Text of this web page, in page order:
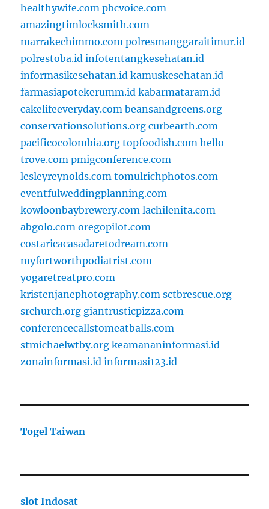
healthywife.com pbcvoice.com
amazingtimlocksmith.com
marrakechimmo.com polresmanggaraitimur.id
polrestoba.id infotentangkesehatan.id
informasikesehatan.id kamuskesehatan.id
farmasiapotekerumm.id kabarmataram.id
cakelifeeveryday.com beansandgreens.org
conservationsolutions.org curbearth.com
pacificocolombia.org topfoodish.com hello-
trove.com pmigconference.com
lesleyreynolds.com tomulrichphotos.com
eventfulweddingplanning.com
kowloonbaybrewery.com lachilenita.com
abgolo.com oregopilot.com
costaricacasadaretodream.com
myfortworthpodiatrist.com
yogaretreatpro.com
kristenjanephotography.com sctbrescue.org
srchurch.org giantrusticpizza.com
conferencecallstomeatballs.com
stmichaelwtby.org keamananinformasi.id
zonainformasi.id informasi123.id
Togel Taiwan
slot Indosat